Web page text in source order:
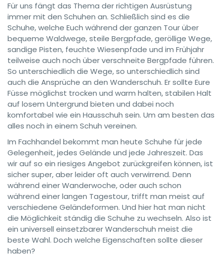
Für uns fängt das Thema der richtigen Ausrüstung
immer mit den Schuhen an. Schließlich sind es die
Schuhe, welche Euch während der ganzen Tour über
bequeme Waldwege, steile Bergpfade, geröllige Wege,
sandige Pisten, feuchte Wiesenpfade und im Frühjahr
teilweise auch noch über verschneite Bergpfade führen.
So unterschiedlich die Wege, so unterschiedlich sind
auch die Ansprüche an den Wanderschuh. Er sollte Eure
Füsse möglichst trocken und warm halten, stabilen Halt
auf losem Untergrund bieten und dabei noch
komfortabel wie ein Hausschuh sein. Um am besten das
alles noch in einem Schuh vereinen.
Im Fachhandel bekommt man heute Schuhe für jede
Gelegenheit, jedes Gelände und jede Jahreszeit. Das
wir auf so ein riesiges Angebot zurückgreifen können, ist
sicher super, aber leider oft auch verwirrend. Denn
während einer Wanderwoche, oder auch schon
während einer langen Tagestour, trifft man meist auf
verschiedene Geländeformen. Und hier hat man nicht
die Möglichkeit ständig die Schuhe zu wechseln. Also ist
ein universell einsetzbarer Wanderschuh meist die
beste Wahl. Doch welche Eigenschaften sollte dieser
haben?